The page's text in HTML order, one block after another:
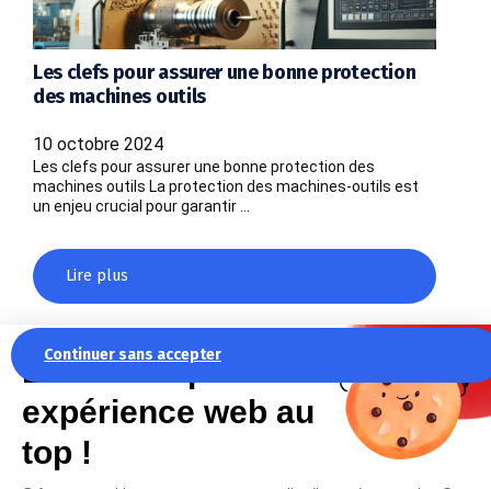
Continuer sans accepter
La recette pour une
expérience web au
top !
Les clefs pour assurer une bonne protection
des machines outils
10 octobre 2024
Les clefs pour assurer une bonne protection des
machines outils La protection des machines-outils est
un enjeu crucial pour garantir …
Lire plus